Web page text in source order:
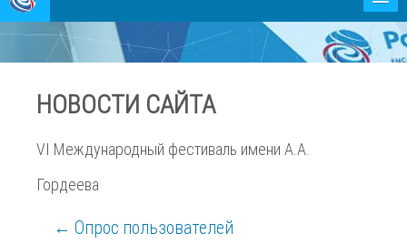
Абитуриентам
О проекте
Способы оплаты
НОВОСТИ САЙТА
VI Международный фестиваль имени А.А.
Гордеева
← Опрос пользователей